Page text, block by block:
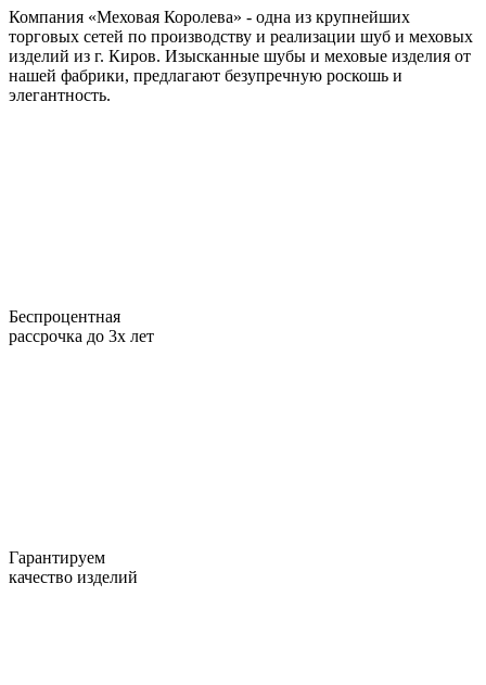
Компания «Меховая Королева» - одна из крупнейших
торговых сетей по производству и реализации шуб и меховых
изделий из г. Киров. Изысканные шубы и меховые изделия от
нашей фабрики, предлагают безупречную роскошь и
элегантность.
Беспроцентная
рассрочка до 3х лет
Гарантируем
качество изделий